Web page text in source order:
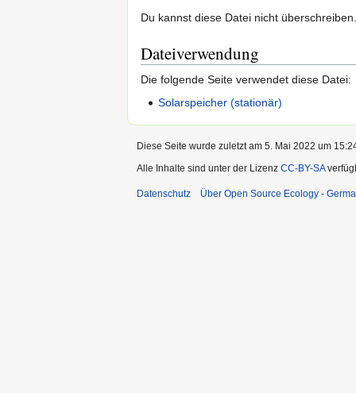
Du kannst diese Datei nicht überschreiben.
Dateiverwendung
Die folgende Seite verwendet diese Datei:
Solarspeicher (stationär)
Diese Seite wurde zuletzt am 5. Mai 2022 um
Alle Inhalte sind unter der Lizenz CC-BY-SA
Datenschutz Über Open Source Ecology -